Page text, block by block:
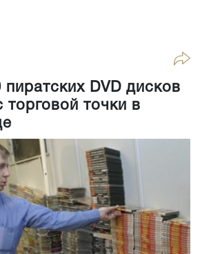
пиратских DVD дисков
торговой точки в